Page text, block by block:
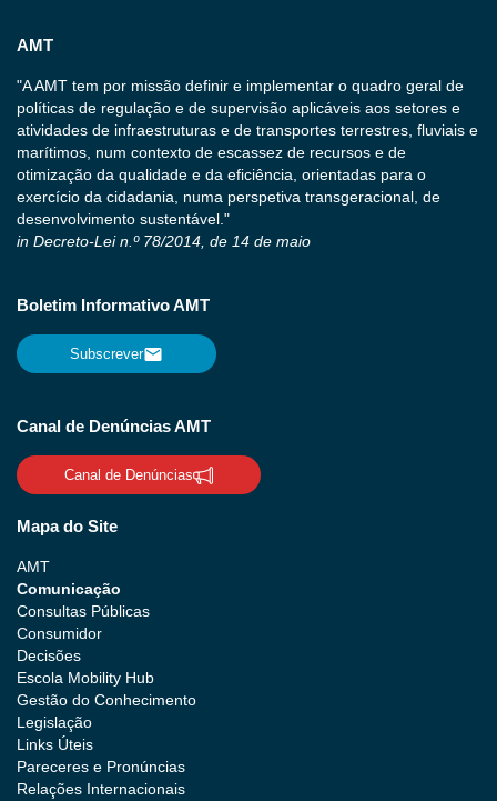
AMT
"A AMT tem por missão definir e implementar o quadro geral de
políticas de regulação e de supervisão aplicáveis aos setores e
atividades de infraestruturas e de transportes terrestres, fluviais e
marítimos, num contexto de escassez de recursos e de
otimização da qualidade e da eficiência, orientadas para o
exercício da cidadania, numa perspetiva transgeracional, de
desenvolvimento sustentável."
in Decreto-Lei n.º 78/2014, de 14 de maio
Boletim Informativo AMT
Subscrever
Canal de Denúncias AMT
Canal de Denúncias
Mapa do Site
AMT
Comunicação
Consultas Públicas
Consumidor
Decisões
Escola Mobility Hub
Gestão do Conhecimento
Legislação
Links Úteis
Pareceres e Pronúncias
Relações Internacionais